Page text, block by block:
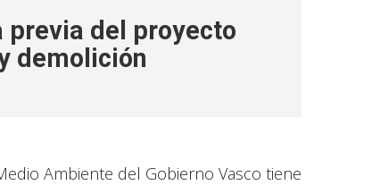
previa del proyecto
demolición
Ambiente del Gobierno Vasco tiene